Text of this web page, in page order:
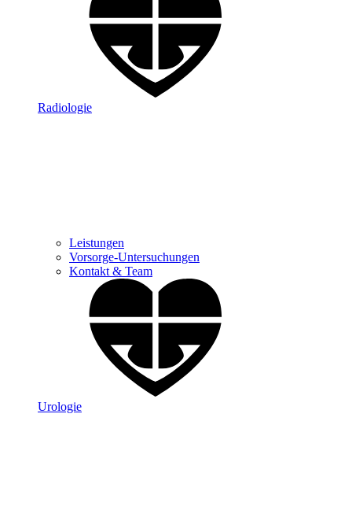
Radiologie
Leistungen
Vorsorge-Untersuchungen
Kontakt & Team
Urologie